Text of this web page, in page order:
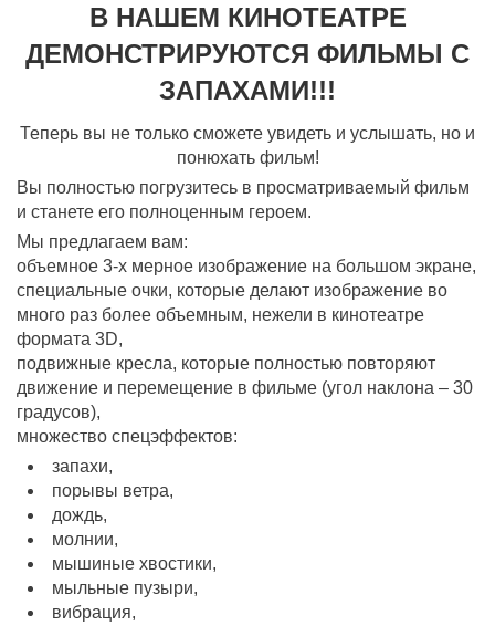
В НАШЕМ КИНОТЕАТРЕ
ДЕМОНСТРИРУЮТСЯ ФИЛЬМЫ С
ЗАПАХАМИ!!!
Теперь вы не только сможете увидеть и услышать, но и
понюхать фильм!
Вы полностью погрузитесь в просматриваемый фильм
и станете его полноценным героем.
Мы предлагаем вам:
объемное 3-х мерное изображение на большом экране,
специальные очки, которые делают изображение во
много раз более объемным, нежели в кинотеатре
формата 3D,
подвижные кресла, которые полностью повторяют
движение и перемещение в фильме (угол наклона – 30
градусов),
множество спецэффектов:
запахи,
порывы ветра,
дождь,
молнии,
мышиные хвостики,
мыльные пузыри,
вибрация,